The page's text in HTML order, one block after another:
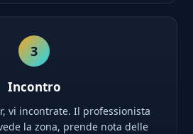
3
Incontro
vi incontrate. Il professionista
la zona, prende nota delle